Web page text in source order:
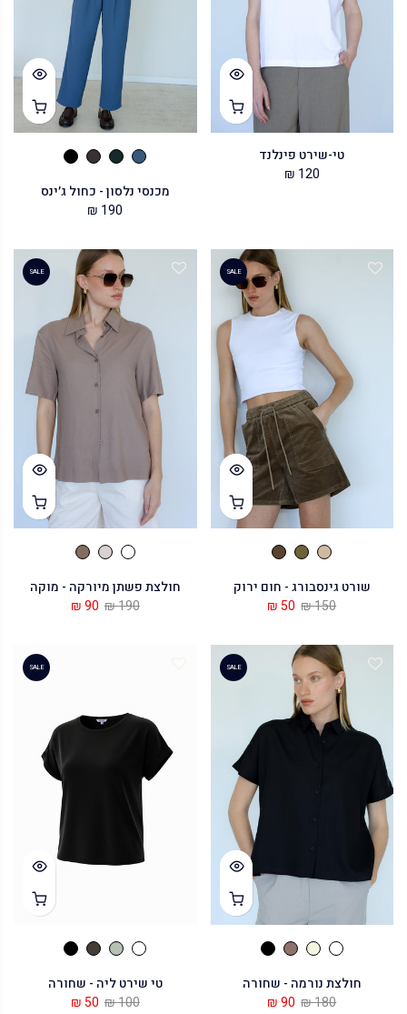
טי-שירט פינלנד
120 ₪
מכנסי נלסון - כחול ג׳ינס
190 ₪
SALE
שורט גינסבורג - חום ירוק
150 ₪
50 ₪
SALE
חולצת פשתן מיורקה - מוקה
190 ₪
90 ₪
SALE
חולצת נורמה - שחורה
180 ₪
90 ₪
SALE
טי שירט ליה - שחורה
100 ₪
50 ₪